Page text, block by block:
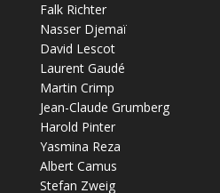
Falk Richter
Nasser Djemaï
David Lescot
Laurent Gaudé
Martin Crimp
Jean-Claude Grumberg
Harold Pinter
Yasmina Reza
Albert Camus
Stefan Zweig